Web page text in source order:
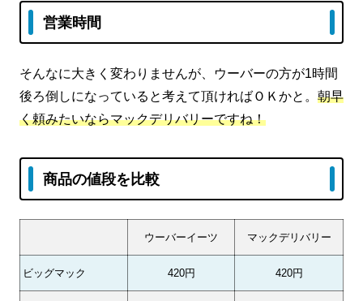
営業時間
そんなに大きく変わりませんが、ウーバーの方が1時間
後ろ倒しになっていると考えて頂ければＯＫかと。 朝早
く頼みたいならマックデリバリーですね！
商品の値段を比較
ウーバーイーツ マックデリバリー
ビッグマック 420円 420円